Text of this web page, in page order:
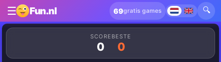
☰ Fun.nl 69gratis games 🔍
SCORE
0
BESTE
0